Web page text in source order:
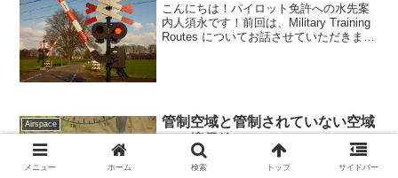
こんにちは！パイロット免許への水先案
内人須永です！前回は、Military Training
Routes についてお話させていただきまし
Airspace
管制空域と管制されていない空域
との境界線は？
こんにちは！パイロット免許への水先案
内人・須永です！前回は、Airspace の6
メニュー ホーム 検索 トップ サイドバー